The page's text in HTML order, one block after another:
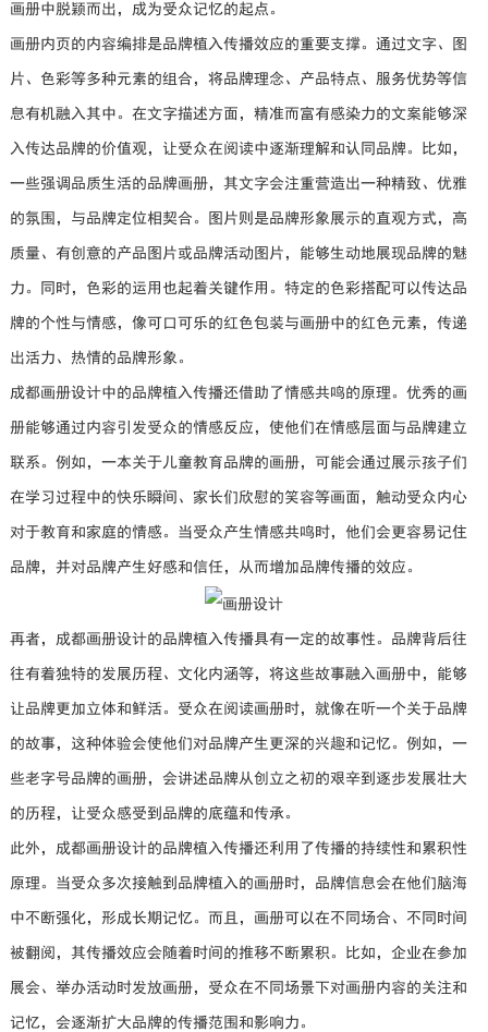
画册中脱颖而出，成为受众记忆的起点。
画册内页的内容编排是品牌植入传播效应的重要支撑。通过文字、图
片、色彩等多种元素的组合，将品牌理念、产品特点、服务优势等信
息有机融入其中。在文字描述方面，精准而富有感染力的文案能够深
入传达品牌的价值观，让受众在阅读中逐渐理解和认同品牌。比如，
一些强调品质生活的品牌画册，其文字会注重营造出一种精致、优雅
的氛围，与品牌定位相契合。图片则是品牌形象展示的直观方式，高
质量、有创意的产品图片或品牌活动图片，能够生动地展现品牌的魅
力。同时，色彩的运用也起着关键作用。特定的色彩搭配可以传达品
牌的个性与情感，像可口可乐的红色包装与画册中的红色元素，传递
出活力、热情的品牌形象。
成都画册设计中的品牌植入传播还借助了情感共鸣的原理。优秀的画
册能够通过内容引发受众的情感反应，使他们在情感层面与品牌建立
联系。例如，一本关于儿童教育品牌的画册，可能会通过展示孩子们
在学习过程中的快乐瞬间、家长们欣慰的笑容等画面，触动受众内心
对于教育和家庭的情感。当受众产生情感共鸣时，他们会更容易记住
品牌，并对品牌产生好感和信任，从而增加品牌传播的效应。
再者，成都画册设计的品牌植入传播具有一定的故事性。品牌背后往
往有着独特的发展历程、文化内涵等，将这些故事融入画册中，能够
让品牌更加立体和鲜活。受众在阅读画册时，就像在听一个关于品牌
的故事，这种体验会使他们对品牌产生更深的兴趣和记忆。例如，一
些老字号品牌的画册，会讲述品牌从创立之初的艰辛到逐步发展壮大
的历程，让受众感受到品牌的底蕴和传承。
此外，成都画册设计的品牌植入传播还利用了传播的持续性和累积性
原理。当受众多次接触到品牌植入的画册时，品牌信息会在他们脑海
中不断强化，形成长期记忆。而且，画册可以在不同场合、不同时间
被翻阅，其传播效应会随着时间的推移不断累积。比如，企业在参加
展会、举办活动时发放画册，受众在不同场景下对画册内容的关注和
记忆，会逐渐扩大品牌的传播范围和影响力。